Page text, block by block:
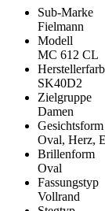
Sub-Marke
Fielmann
Modell
MC 612 CL
SK40D2
Zielgruppe
Damen
Gesichtsform
Oval, Herz,
Brillenform
Oval
Fassungstyp
Vollrand